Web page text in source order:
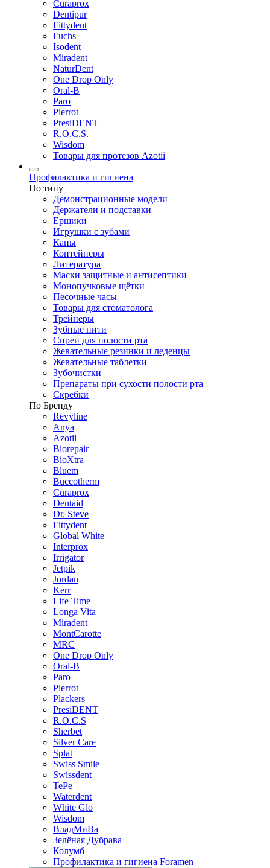
Curaprox
Dentipur
Fittydent
Fuchs
Isodent
Miradent
NaturDent
One Drop Only
Oral-B
Paro
Pierrot
PresiDENT
R.O.C.S.
Wisdom
Товары для протезов Azotii
Профилактика и гигиена
По типу
Демонстрационные модели
Держатели и подставки
Ершики
Игрушки с зубами
Капы
Контейнеры
Литература
Маски защитные и антисептики
Монопучковые щётки
Песочные часы
Товары для стоматолога
Трейнеры
Зубные нити
Спреи для полости рта
Жевательные резинки и леденцы
Жевательные таблетки
Зубочистки
Препараты при сухости полости рта
Скребки
По Бренду
Revyline
Anya
Azotii
Biorepair
BioXtra
Bluem
Buccotherm
Curaprox
Dentaid
Dr. Steve
Fittydent
Global White
Interprox
Irrigator
Jetpik
Jordan
Kerr
Life Time
Longa Vita
Miradent
MontCarotte
MRC
One Drop Only
Oral-B
Paro
Pierrot
Plackers
PresiDENT
R.O.C.S
Sherbet
Silver Care
Splat
Swiss Smile
Swissdent
TePe
Waterdent
White Glo
Wisdom
ВладМиВа
Зелёная Дубрава
Колумб
Профилактика и гигиена Foramen